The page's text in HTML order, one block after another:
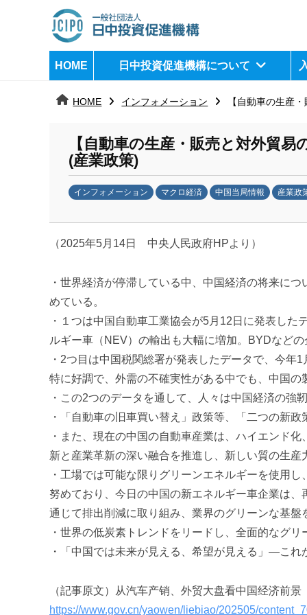
日
中
j
HOME 日中投資促進機構について
HOME インフォメーション 【自動車の生産
【自動車の生産・販売と対外貿
(産業政策)
インフォメーション マクロ経済 中国当局情報 産業政
日
投
資
構
(
j
c
p
o
（2025年5月14日 中央人民政府HPより）
・世界経済が停滞している中、中国経済の将来に
めている。
・１つは中国自動車工業協会が5月12日に発表し
ルギー車（NEV）の輸出も大幅に増加。BYDなど
・2つ目は中国税関総署が発表したデータで、今
特に好調で、外需の不確実性がある中でも、中国の
・この2つのデータを通して、人々は中国経済の強
・「自動車の旧車買い替え」政策等、「二つの新
・また、現在の中国の自動車産業は、ハイエンド
新と産業革新の深い融合を推進し、新しい質の生産
・工場では可能な限りグリーンエネルギーを使用
努めており、今日の中国の新エネルギー車企業は
通じて排出削減に取り組み、業界のグリーンな基盤
・世界の低炭素トレンドをリードし、全面的なグ
・「中国では未来が見える、希望が見える」―これ
（記事原文）从汽车产销、外贸大盘看中国经济前景
https://www.gov.cn/yaowen/liebiao/202505/